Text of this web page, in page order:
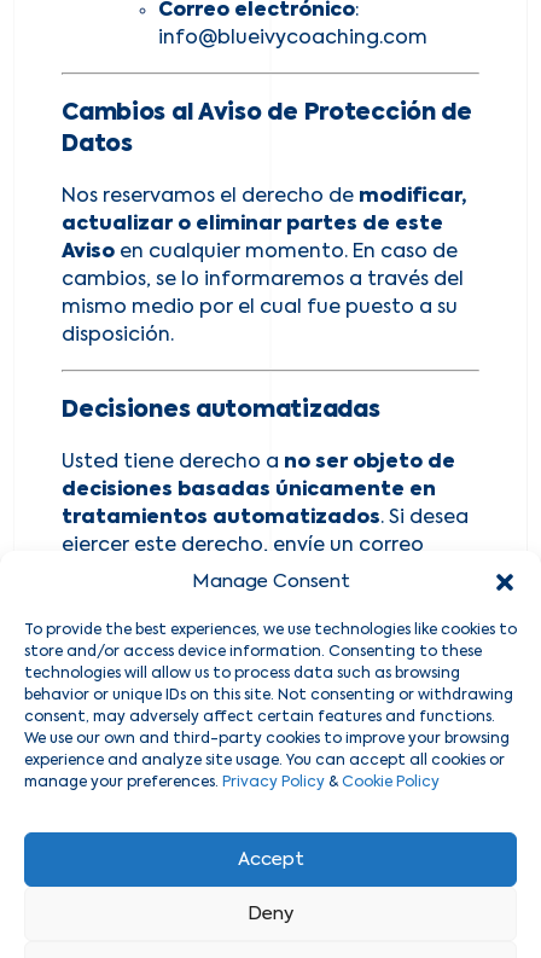
Manage Consent
To provide the best experiences, we use technologies like cookies to
store and/or access device information. Consenting to these
technologies will allow us to process data such as browsing
behavior or unique IDs on this site. Not consenting or withdrawing
consent, may adversely affect certain features and functions.
We use our own and third-party cookies to improve your browsing
experience and analyze site usage. You can accept all cookies or
manage your preferences. Privacy Policy &Cookie Policy
Accept
Deny
Correo electrónico:
info@blueivycoaching.com
Cambios al Aviso de Protección de
Datos
Nos reservamos el derecho de modificar,
actualizar o eliminar partes de este
Aviso en cualquier momento. En caso de
cambios, se lo informaremos a través del
mismo medio por el cual fue puesto a su
disposición.
Decisiones automatizadas
Usted tiene derecho a no ser objeto de
decisiones basadas únicamente en
tratamientos automatizados. Si desea
ejercer este derecho, envíe un correo
electrónico a
nuestro Delegado de Protección de Datos
Personales.
Legislación aplicable y jurisdicción
Este Aviso se rige por las leyes vigentes en
En caso de controversia, usted se somete
, así como a la